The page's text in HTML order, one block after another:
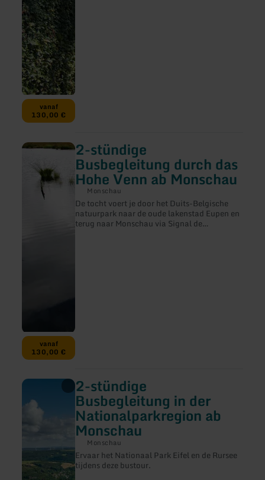
vanaf
130,00 €
vanaf
130,00 €
2-stündige
Busbegleitung durch das
Hohe Venn ab Monschau
Monschau
De tocht voert je door het Duits-Belgische
natuurpark naar de oude lakenstad Eupen en
terug naar Monschau via Signal de
meer
stündige
Busbegleitung
2-stündige
Busbegleitung in der
Nationalparkregion ab
Monschau
Monschau
Ervaar het Nationaal Park Eifel en de Rursee
tijdens deze bustour.
meer
over:
der
Nationalparkregion
ab
Monschau